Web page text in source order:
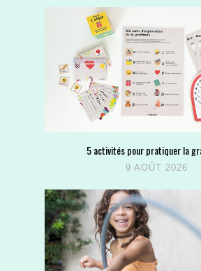
5 activités pour pratiquer la
9 AOÛT 2026